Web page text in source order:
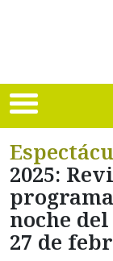
2025:
noche
27 de